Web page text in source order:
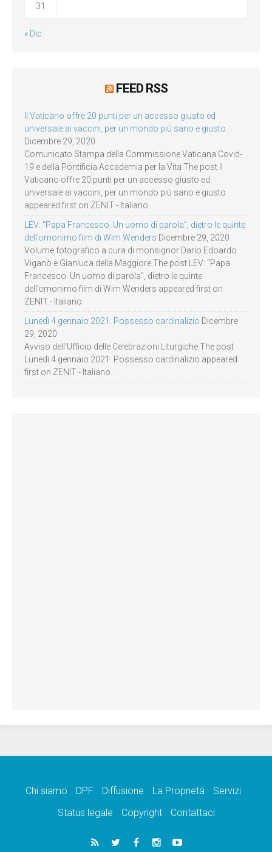
31
« Dic
FEED RSS
Il Vaticano offre 20 punti per un accesso giusto ed
universale ai vaccini, per un mondo più sano e giusto
Dicembre 29, 2020
Comunicato Stampa della Commissione Vaticana Covid-
19 e della Pontificia Accademia per la Vita The post Il
Vaticano offre 20 punti per un accesso giusto ed
universale ai vaccini, per un mondo più sano e giusto
appeared first on ZENIT - Italiano.
LEV: “Papa Francesco. Un uomo di parola”, dietro le quinte
dell’omonimo film di Wim Wenders Dicembre 29, 2020
Volume fotografico a cura di monsignor Dario Edoardo
Viganò e Gianluca della Maggiore The post LEV: “Papa
Francesco. Un uomo di parola”, dietro le quinte
dell’omonimo film di Wim Wenders appeared first on
ZENIT - Italiano.
Lunedì 4 gennaio 2021: Possesso cardinalizio Dicembre
29, 2020
Avviso dell’Ufficio delle Celebrazioni Liturgiche The post
Lunedì 4 gennaio 2021: Possesso cardinalizio appeared
first on ZENIT - Italiano.
Chi siamo DPF Diffusione La Proprietà
Servizi
Status legale
Copyright Contattaci